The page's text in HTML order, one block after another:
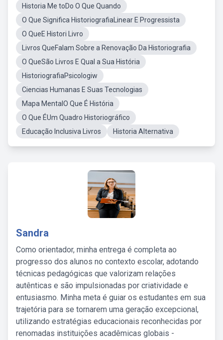
Historia Me toDo O Que Quando
O Que Significa HistoriografiaLinear E Progressista
O QueE Histori Livro
Livros QueFalam Sobre a Renovação Da Historiografia
O QueSão Livros E Qual a Sua História
HistoriografiaPsicologiw
Ciencias Humanas E Suas Tecnologias
Mapa MentalO Que É História
O Que ÉUm Quadro Historiográfico
Educação Inclusiva Livros
Historia Alternativa
Sandra
Como orientador, minha entrega é completa ao
progresso dos alunos no contexto escolar, adotando
técnicas pedagógicas que valorizam relações
autênticas e são impulsionadas por criatividade e
entusiasmo. Minha meta é guiar os estudantes em sua
trajetória para se tornarem uma geração excepcional,
utilizando estratégias educacionais reconhecidas por
renomadas instituições acadêmicas globais -